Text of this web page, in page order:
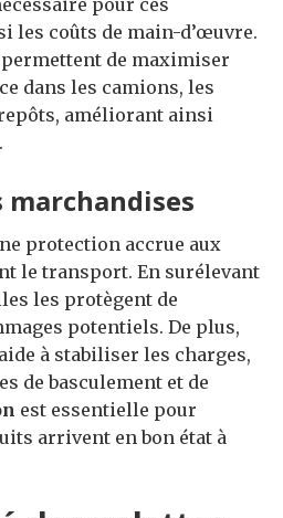
les coûts de main-d’œuvre.
de maximiser
dans les camions, les
améliorant ainsi
protection accrue aux
le transport. En surélevant
les protègent de
potentiels. De plus,
à stabiliser les charges,
de basculement et de
est essentielle pour
arrivent en bon état à